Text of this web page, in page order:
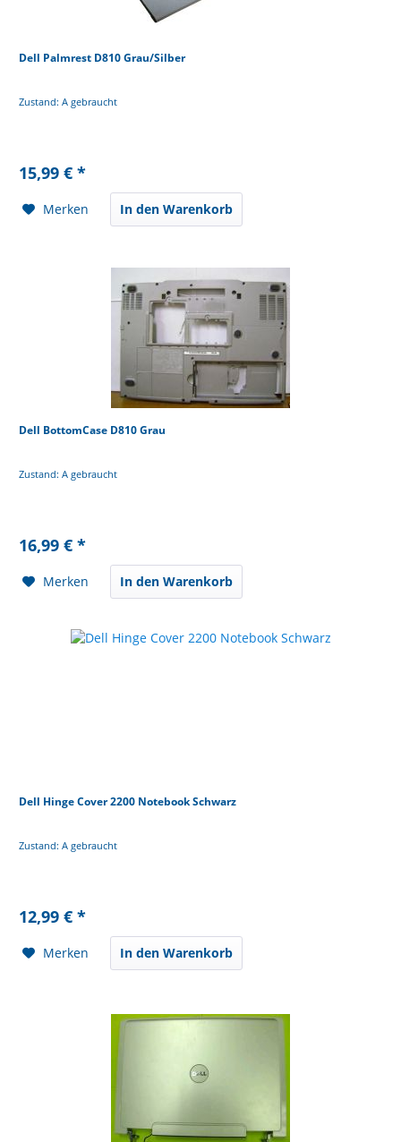
Dell Palmrest D810 Grau/Silber
Zustand: A gebraucht
15,99 € *
Merken In den Warenkorb
Dell BottomCase D810 Grau
Zustand: A gebraucht
16,99 € *
Merken In den Warenkorb
Dell Hinge Cover 2200 Notebook Schwarz
Zustand: A gebraucht
12,99 € *
Merken In den Warenkorb